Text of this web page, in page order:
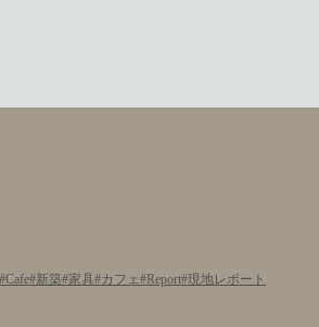
Cafe 新築 家具 カフェ Report 現地レポート